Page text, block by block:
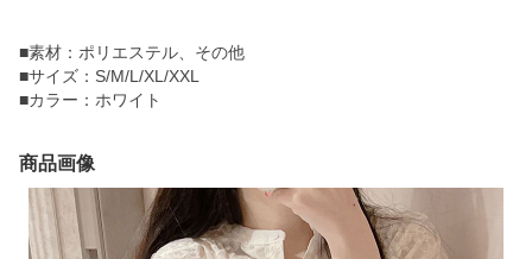
■素材：ポリエステル、その他
■サイズ：S/M/L/XL/XXL
■カラー：ホワイト
商品画像